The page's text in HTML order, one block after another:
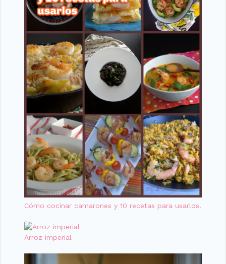
Cómo cocinar camarones y 10 recetas para usarlos.
Arroz imperial